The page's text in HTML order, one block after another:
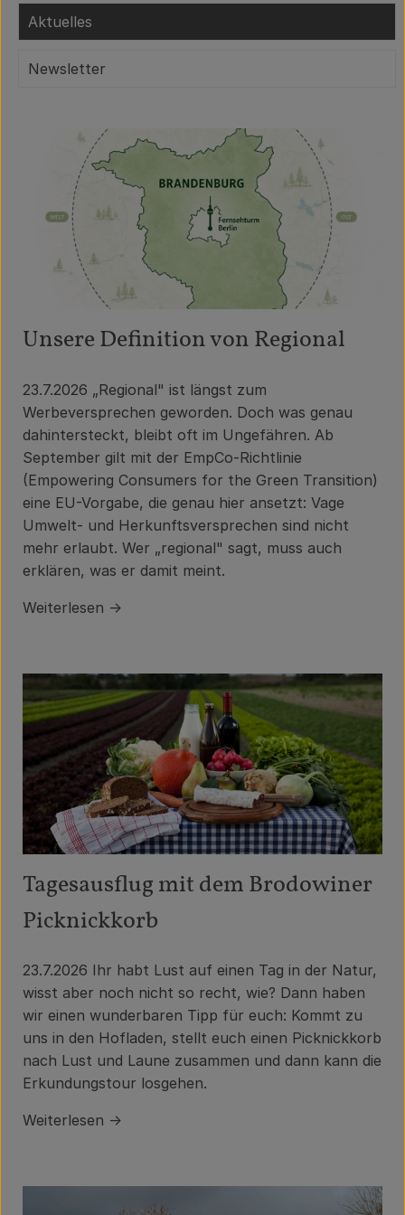
Obst & Gemüse
Getränke
Frühstück
Süßes & Salziges
Haushalt
Der Betrieb
Brodowin besuchen
Über uns
Community
Aktuelles
Newsletter
Unsere Definition von Regional
23.7.2026 „Regional" ist längst zum
Werbeversprechen geworden. Doch was genau
dahintersteckt, bleibt oft im Ungefähren. Ab
September gilt mit der EmpCo-Richtlinie
(Empowering Consumers for the Green Transition)
eine EU-Vorgabe, die genau hier ansetzt: Vage
Umwelt- und Herkunftsversprechen sind nicht
mehr erlaubt. Wer „regional" sagt, muss auch
erklären, was er damit meint.
Weiterlesen →
Tagesausflug mit dem Brodowiner
Picknickkorb
23.7.2026 Ihr habt Lust auf einen Tag in der Natur,
wisst aber noch nicht so recht, wie? Dann haben
wir einen wunderbaren Tipp für euch: Kommt zu
uns in den Hofladen, stellt euch einen Picknickkorb
nach Lust und Laune zusammen und dann kann die
Erkundungstour losgehen.
Weiterlesen →